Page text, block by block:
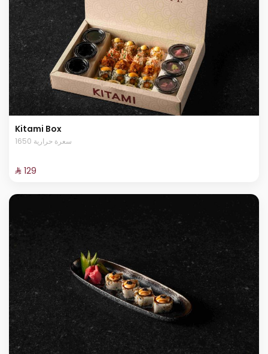
Kitami Box
1650 سعرة حرارية
⁨⁦‪‬ 129⁩